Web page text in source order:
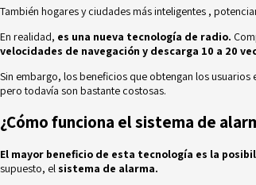
También hogares y ciudades más inteligentes ,
En realidad, es una nueva tecnología de radio.
velocidades de navegación y descarga 10 a 20
Sin embargo, los beneficios que obtengan los usuarios
pero todavía son bastante costosas.
¿Cómo funciona el sistema de
El mayor beneficio de esta tecnología es la
supuesto, el sistema de alarma.